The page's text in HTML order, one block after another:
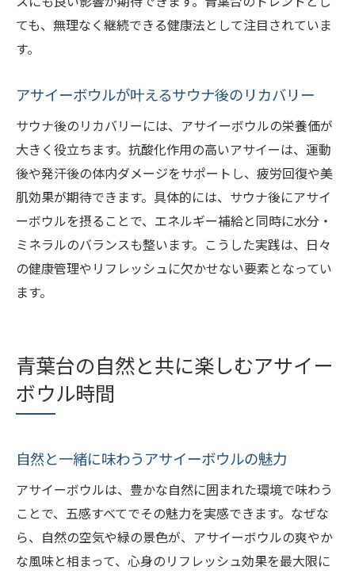
ても、無理なく継続できる健康法として注目されていま
す。
アサイーボウルが叶えるサウナ後のリカバリー
サウナ後のリカバリーには、アサイーボウルの栄養価が
大きく役立ちます。抗酸化作用の高いアサイーは、運動
後や発汗後の体内ダメージをサポートし、疲労回復や美
肌効果が期待できます。具体的には、サウナ後にアサイ
ーボウルを摂ることで、エネルギー補給と同時に水分・
ミネラルのバランスも整います。こうした実践は、日々
の健康管理やリフレッシュに欠かせない要素となってい
ます。
青葉台の自然と共に楽しむアサイー
ボウル時間
自然と一緒に味わうアサイーボウルの魅力
アサイーボウルは、豊かな自然に囲まれた環境で味わう
ことで、五感すべてでその魅力を実感できます。なぜな
ら、自然の空気や緑の景色が、アサイーボウルの爽やか
な風味と相まって、心身のリフレッシュ効果を最大限に